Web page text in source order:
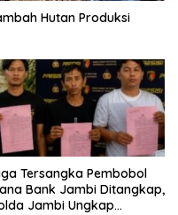
Hutan Produksi
Tersangka Pembobol
Bank Jambi Ditangkap,
Jambi Ungkap